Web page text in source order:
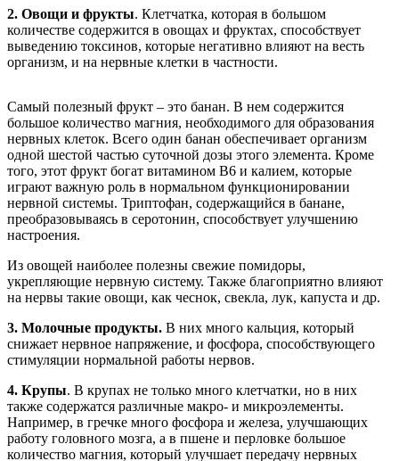
2. Овощи и фрукты. Клетчатка, которая в большом
количестве содержится в овощах и фруктах, способствует
выведению токсинов, которые негативно влияют на весть
организм, и на нервные клетки в частности.
Самый полезный фрукт – это банан. В нем содержится
большое количество магния, необходимого для образования
нервных клеток. Всего один банан обеспечивает организм
одной шестой частью суточной дозы этого элемента. Кроме
того, этот фрукт богат витамином В6 и калием, которые
играют важную роль в нормальном функционировании
нервной системы. Триптофан, содержащийся в банане,
преобразовываясь в серотонин, способствует улучшению
настроения.
Из овощей наиболее полезны свежие помидоры,
укрепляющие нервную систему. Также благоприятно влияют
на нервы такие овощи, как чеснок, свекла, лук, капуста и др.
3. Молочные продукты. В них много кальция, который
снижает нервное напряжение, и фосфора, способствующего
стимуляции нормальной работы нервов.
4. Крупы. В крупах не только много клетчатки, но в них
также содержатся различные макро- и микроэлементы.
Например, в гречке много фосфора и железа, улучшающих
работу головного мозга, а в пшене и перловке большое
количество магния, который улучшает передачу нервных